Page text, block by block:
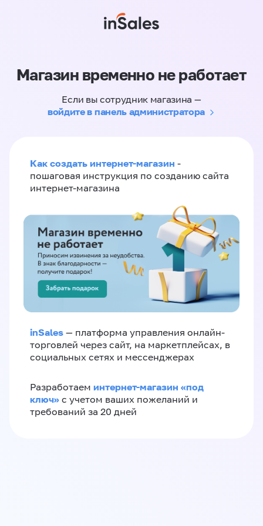
Магазин временно не работает
Если вы сотрудник магазина —
войдите в панель администратора
Как создать интернет-магазин -
пошаговая инструкция по созданию сайта
интернет-магазина
inSales — платформа управления онлайн-
торговлей через сайт, на маркетплейсах, в
социальных сетях и мессенджерах
Разработаем интернет-магазин «‎под
ключ»‎ с учетом ваших пожеланий и
требований за 20 дней